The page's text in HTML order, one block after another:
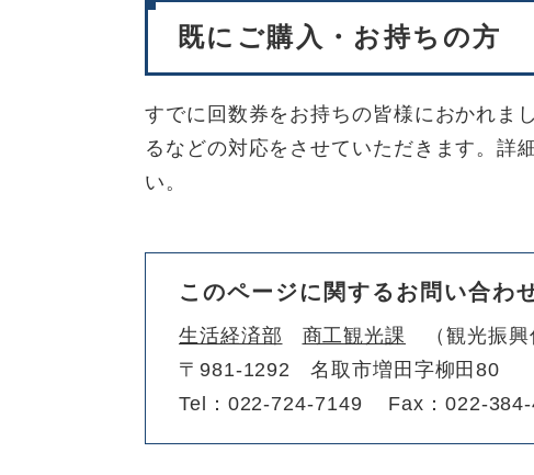
既にご購入・お持ちの方
すでに回数券をお持ちの皆様におかれま
るなどの対応をさせていただきます。詳
い。
このページに関するお問い合わ
生活経済部 商工観光課
観光振興
〒981-1292
名取市増田字柳田80
Tel：022-724-7149
Fax：022-